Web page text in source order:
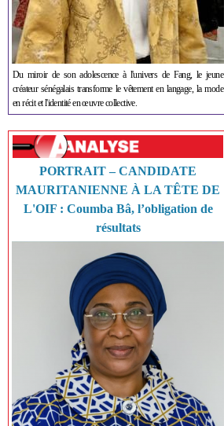
Du miroir de son adolescence à l'univers de Fang, le jeune
créateur sénégalais transforme le vêtement en langage, la mode
en récit et l'identité en œuvre collective.
PORTRAIT – CANDIDATE
MAURITANIENNE À LA TÊTE DE
L'OIF : Coumba Bâ, l’obligation de
résultats